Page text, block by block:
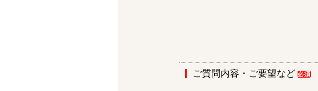
ご質問内容・ご要望など